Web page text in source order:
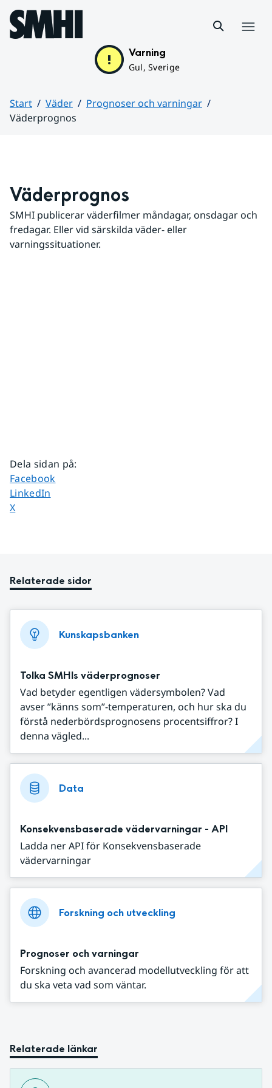
Hoppa till sidans innehåll
Varning
Gul, Sverige
Start Väder
Prognoser och varningar
Väderprognos
Väderprognos
SMHI publicerar väderfilmer måndagar, onsdagar och
fredagar. Eller vid särskilda väder- eller
varningssituationer.
Dela sidan på:
Dela sidan på
Facebook
Dela sidan på
LinkedIn
Dela sidan på
X
Relaterade sidor
Kunskapsbanken
Tolka SMHIs väderprognoser
Vad betyder egentligen vädersymbolen? Vad
avser ”känns som”-temperaturen, och hur ska du
förstå nederbördsprognosens procentsiffror? I
denna vägled...
Data
Konsekvensbaserade vädervarningar - API
Ladda ner API för Konsekvensbaserade
vädervarningar
Forskning och utveckling
Prognoser och varningar
Forskning och avancerad modellutveckling för att
du ska veta vad som väntar.
Relaterade länkar